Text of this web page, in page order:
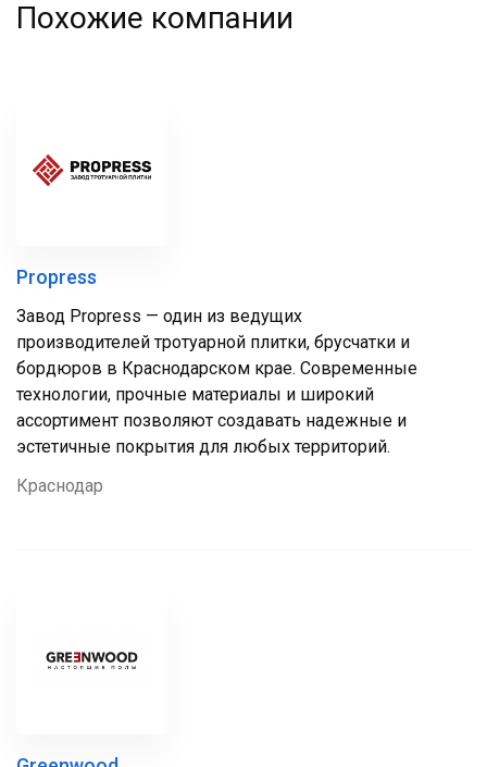
Похожие компании
Propress
Завод Propress — один из ведущих
производителей тротуарной плитки, брусчатки и
бордюров в Краснодарском крае. Современные
технологии, прочные материалы и широкий
ассортимент позволяют создавать надежные и
эстетичные покрытия для любых территорий.
Краснодар